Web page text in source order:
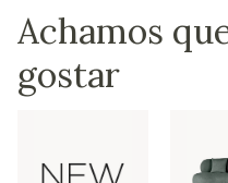
Achamos
gostar